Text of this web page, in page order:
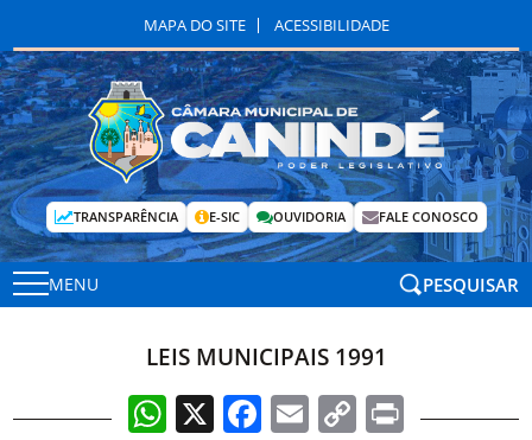
MAPA DO SITE ACESSIBILIDADE
TRANSPARÊNCIA E-SIC OUVIDORIA FALE CONOSCO
MENU PESQUISAR
LEIS MUNICIPAIS 1991
WhatsApp
X Facebook
EmailCopyPrint